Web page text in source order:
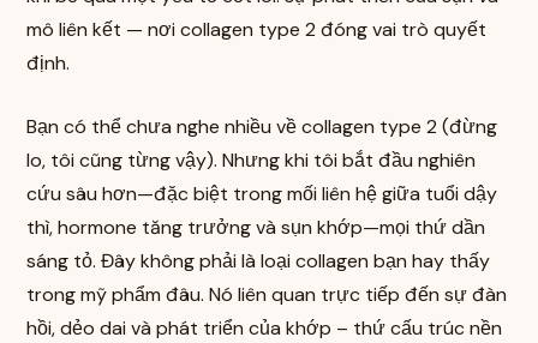
mô liên kết — nơi collagen type 2 đóng vai trò quyết
định.
Bạn có thể chưa nghe nhiều về collagen type 2 (đừng
lo, tôi cũng từng vậy). Nhưng khi tôi bắt đầu nghiên
cứu sâu hơn—đặc biệt trong mối liên hệ giữa tuổi dậy
thì, hormone tăng trưởng và sụn khớp—mọi thứ dần
sáng tỏ. Đây không phải là loại collagen bạn hay thấy
trong mỹ phẩm đâu. Nó liên quan trực tiếp đến sự đàn
hồi, dẻo dai và phát triển của khớp – thứ cấu trúc nền